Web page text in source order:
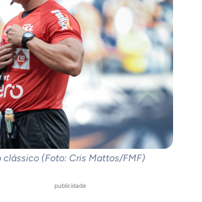
clássico (Foto: Cris Mattos/FMF)
publicidade